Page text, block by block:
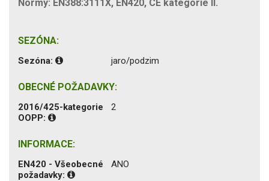
Normy: EN388:3111X, EN420, CE kategorie II.
SEZÓNA:
Sezóna: jaro/podzim
OBECNÉ POŽADAVKY:
2016/425-kategorie
OOPP:
2
INFORMACE:
EN420 - Všeobecné
požadavky:
ANO